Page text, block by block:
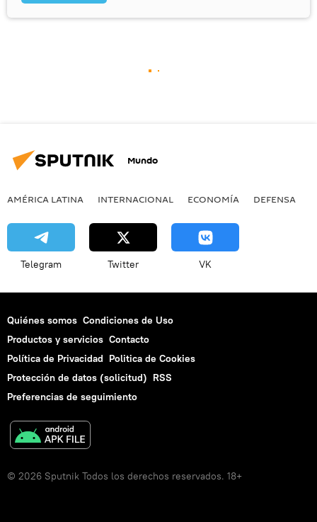
Mundo
AMÉRICA LATINA INTERNACIONAL ECONOMÍA DEFENSA
Telegram Twitter VK
Quiénes somos Condiciones de Uso
Productos y servicios Contacto
Política de Privacidad Politica de Cookies
Protección de datos (solicitud) RSS
Preferencias de seguimiento
© 2026 Sputnik Todos los derechos reservados. 18+